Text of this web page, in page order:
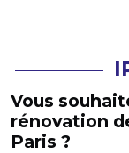
Vous
rénovation
Paris ?